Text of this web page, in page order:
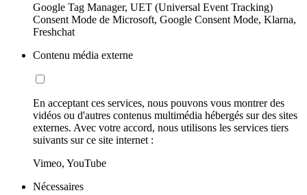
Google Tag Manager, UET (Universal Event Tracking)
Consent Mode de Microsoft, Google Consent Mode, Klarna,
Freshchat
Contenu média externe
En acceptant ces services, nous pouvons vous montrer des
vidéos ou d'autres contenus multimédia hébergés sur des sites
externes. Avec votre accord, nous utilisons les services tiers
suivants sur ce site internet :
Vimeo, YouTube
Nécessaires